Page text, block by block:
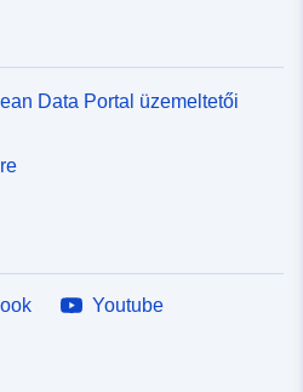
Data Portal üzemeltetői
Youtube